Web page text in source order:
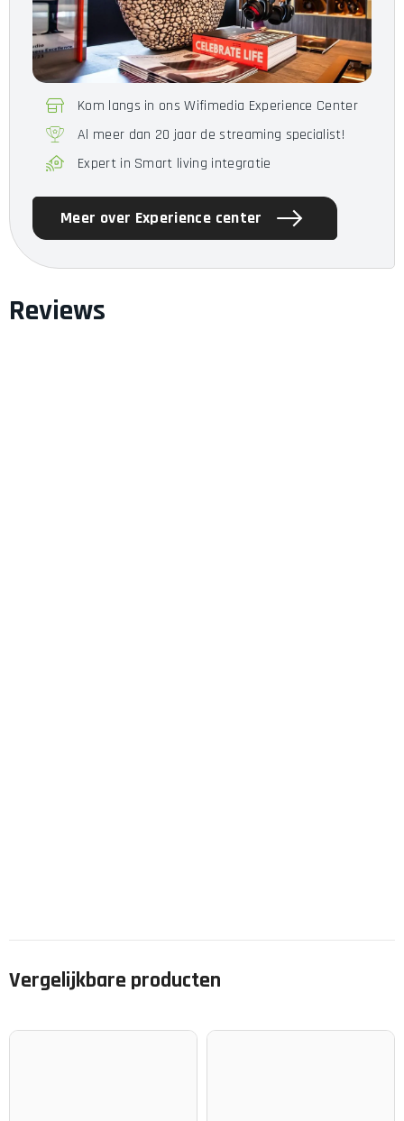
Omvang van de levering
Px8 S2 McLaren Edition
Hoofdtelefoon, 1,2 m USB-C
naar 3,5 mm stereo jack
audiokabel, 1,2 m USB-C naar
USB-C kabel, Draagtas
Kom langs in ons Wifimedia Experience Center
Al meer dan 20 jaar de streaming specialist!
Expert in Smart living integratie
Meer over Experience center
Reviews
Vergelijkbare producten